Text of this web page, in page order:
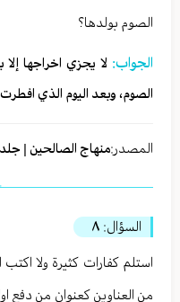
الصوم بولدها؟
الجواب: لا يجزي اخراجها
الصوم، وبعد اليوم الذي
المصدر:منهاج الصالحين | جلد ١
السؤال: ٨
استلم كفارات كثيرة ولا
من العناوين كعنوان من دفع